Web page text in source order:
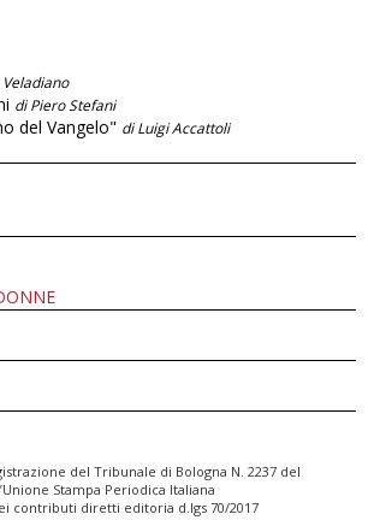
di Piero Stefani
del Vangelo" di Luigi Accattoli
del Tribunale di Bologna N. 2237 del
Stampa Periodica Italiana
contributi diretti editoria d.lgs 70/2017